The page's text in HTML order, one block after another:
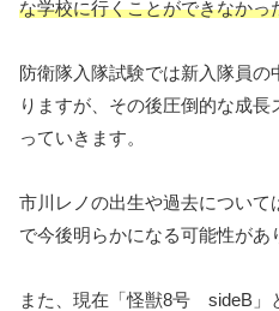
な学校に行くことができなかっ
防衛隊入隊試験では新入隊員
りますが、その後圧倒的な成
っていきます。
市川レノの出生や過去につい
で今後明らかになる可能性があ
また、現在「怪獣8号 sideB」